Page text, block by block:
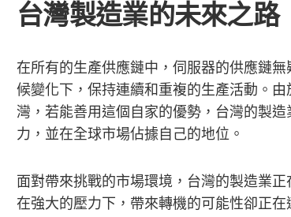
台灣製造業的未來之路
在所有的生產供應鏈中，伺服器的供應鏈
候變化下，保持連續和重複的生產活動。
灣，若能善用這個自家的優勢，台灣的製
力，並在全球市場佔據自己的地位。
面對帶來挑戰的市場環境，台灣的製造業
在強大的壓力下，帶來轉機的可能性卻正